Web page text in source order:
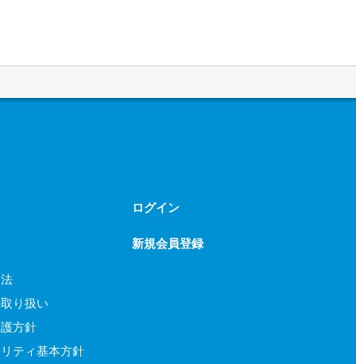
り扱い
方針
ティ基本方針
ログイン
新規会員登録